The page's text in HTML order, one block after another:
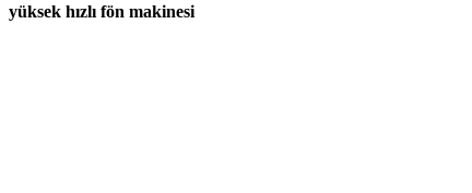
yüksek hızlı fön makinesi